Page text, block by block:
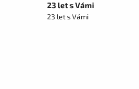
23 let s Vámi
23 let s Vámi